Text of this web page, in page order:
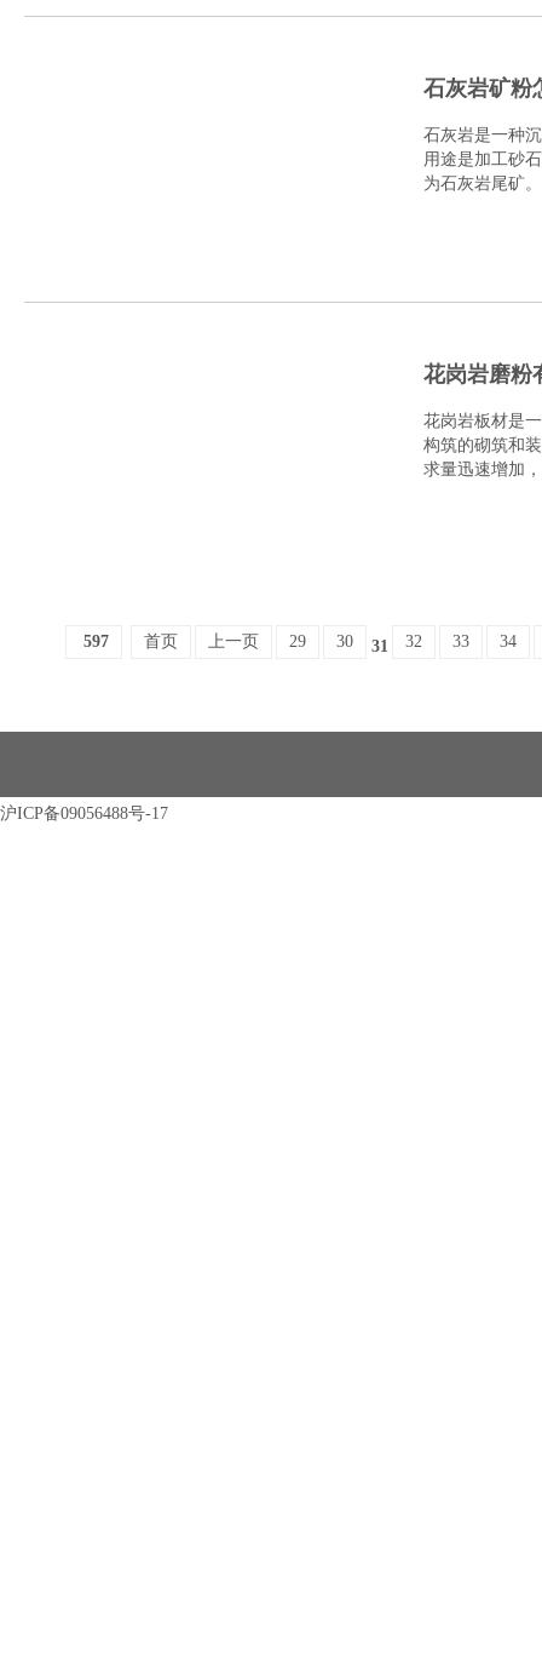
石灰岩矿粉
石灰岩是一种
用途是加工砂
为石灰岩尾矿
花岗岩磨粉
花岗岩板材是
构筑的砌筑和
求量迅速增加
597 首页 上一页 29 30 31 32 33 34
沪ICP备09056488号-17